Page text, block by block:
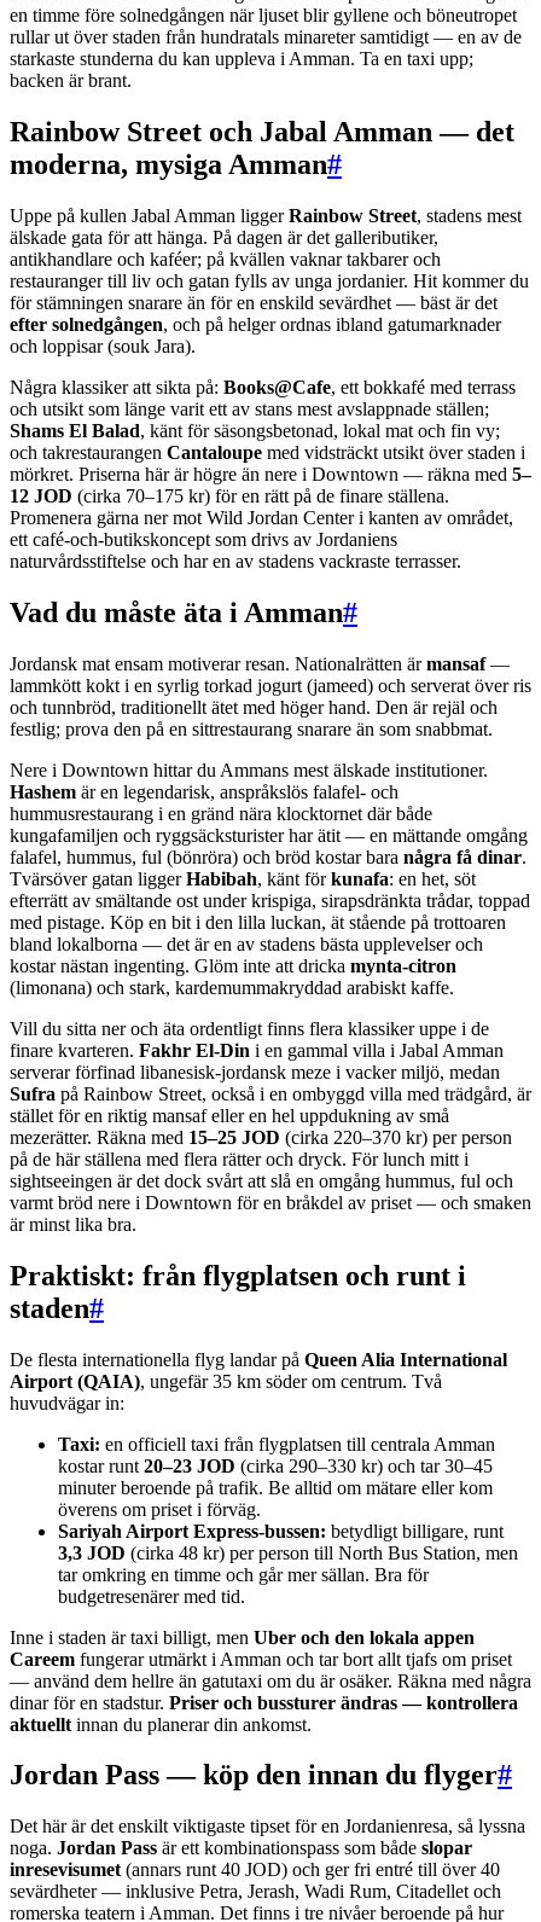
en timme före solnedgången när ljuset blir gyllene och böneutropet
rullar ut över staden från hundratals minareter samtidigt — en av de
starkaste stunderna du kan uppleva i Amman. Ta en taxi upp;
backen är brant.
Rainbow Street och Jabal Amman — det
moderna, mysiga Amman#
Uppe på kullen Jabal Amman liggerRainbow Street, stadens mest
älskade gata för att hänga. På dagen är det galleributiker,
antikhandlare och kaféer; på kvällen vaknar takbarer och
restauranger till liv och gatan fylls av unga jordanier. Hit kommer du
för stämningen snarare än för en enskild sevärdhet — bäst är det
efter solnedgången, och på helger ordnas ibland gatumarknader
och loppisar (souk Jara).
Några klassiker att sikta på: Books@Cafe, ett bokkafé med terrass
och utsikt som länge varit ett av stans mest avslappnade ställen;
Shams El Balad, känt för säsongsbetonad, lokal mat och fin vy;
och takrestaurangen Cantaloupe med vidsträckt utsikt över staden i
mörkret. Priserna här är högre än nere i Downtown — räkna med 5–
12 JOD (cirka 70–175 kr) för en rätt på de finare ställena.
Promenera gärna ner mot Wild Jordan Center i kanten av området,
ett café-och-butikskoncept som drivs av Jordaniens
naturvårdsstiftelse och har en av stadens vackraste terrasser.
Vad du måste äta i Amman#
Jordansk mat ensam motiverar resan. Nationalrätten ärmansaf—
lammkött kokt i en syrlig torkad jogurt (jameed) och serverat över ris
och tunnbröd, traditionellt ätet med höger hand. Den är rejäl och
festlig; prova den på en sittrestaurang snarare än som snabbmat.
Nere i Downtown hittar du Ammans mest älskade institutioner.
Hashem är en legendarisk, anspråkslös falafel- och
hummusrestaurang i en gränd nära klocktornet där både
kungafamiljen och ryggsäcksturister har ätit — en mättande omgång
falafel, hummus, ful (bönröra) och bröd kostar bara några få dinar.
Tvärsöver gatan liggerHabibah, känt förkunafa: en het, söt
efterrätt av smältande ost under krispiga, sirapsdränkta trådar, toppad
med pistage. Köp en bit i den lilla luckan, ät stående på trottoaren
bland lokalborna — det är en av stadens bästa upplevelser och
kostar nästan ingenting. Glöm inte att dricka mynta-citron
(limonana) och stark, kardemummakryddad arabiskt kaffe.
Vill du sitta ner och äta ordentligt finns flera klassiker uppe i de
finare kvarteren. Fakhr El-Din i en gammal villa i Jabal Amman
serverar förfinad libanesisk-jordansk meze i vacker miljö, medan
Sufra på Rainbow Street, också i en ombyggd villa med trädgård, är
stället för en riktig mansaf eller en hel uppdukning av små
mezerätter. Räkna med 15–25 JOD (cirka 220–370 kr) per person
på de här ställena med flera rätter och dryck. För lunch mitt i
sightseeingen är det dock svårt att slå en omgång hummus, ful och
varmt bröd nere i Downtown för en bråkdel av priset — och smaken
är minst lika bra.
Praktiskt: från flygplatsen och runt i
staden#
De flesta internationella flyg landar på Queen Alia International
Airport (QAIA), ungefär 35 km söder om centrum. Två
huvudvägar in:
Taxi: en officiell taxi från flygplatsen till centrala Amman
kostar runt 20–23 JOD (cirka 290–330 kr) och tar 30–45
minuter beroende på trafik. Be alltid om mätare eller kom
överens om priset i förväg.
Sariyah Airport Express-bussen: betydligt billigare, runt
3,3 JOD (cirka 48 kr) per person till North Bus Station, men
tar omkring en timme och går mer sällan. Bra för
budgetresenärer med tid.
Inne i staden är taxi billigt, men Uber och den lokala appen
Careem fungerar utmärkt i Amman och tar bort allt tjafs om priset
— använd dem hellre än gatutaxi om du är osäker. Räkna med några
dinar för en stadstur. Priser och bussturer ändras — kontrollera
aktuellt innan du planerar din ankomst.
Jordan Pass — köp den innan du flyger#
Det här är det enskilt viktigaste tipset för en Jordanienresa, så lyssna
noga. Jordan Pass är ett kombinationspass som både slopar
inresevisumet (annars runt 40 JOD) och ger fri entré till över 40
sevärdheter — inklusive Petra, Jerash, Wadi Rum, Citadellet och
romerska teatern i Amman. Det finns i tre nivåer beroende på hur